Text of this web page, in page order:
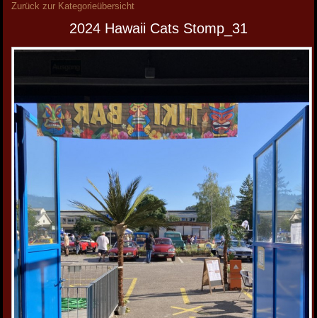
Zurück zur Kategorieübersicht
2024 Hawaii Cats Stomp_31